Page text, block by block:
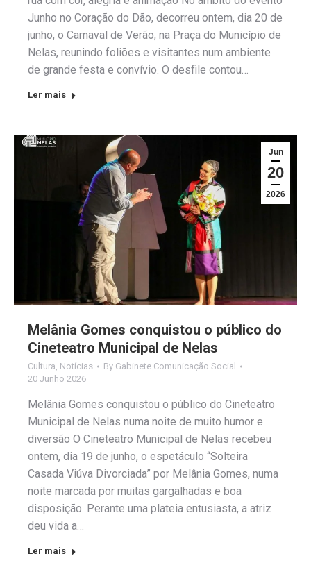
Junho no Coração do Dão, decorreu ontem, dia 20 de
junho, o Carnaval de Verão, na Praça do Município de
Nelas, reunindo foliões e visitantes num ambiente
de grande festa e convívio. O desfile contou…
Ler mais
Jun
20
2026
Melânia Gomes conquistou o público do
Cineteatro Municipal de Nelas
Cultura, Notícias By Gabinete Comunicação Social
20 Junho 2026
Melânia Gomes conquistou o público do Cineteatro
Municipal de Nelas numa noite de muito humor e
diversão O Cineteatro Municipal de Nelas recebeu
ontem, dia 19 de junho, o espetáculo “Solteira
Casada Viúva Divorciada” por Melânia Gomes, numa
noite marcada por muitas gargalhadas e boa
disposição. Perante uma plateia entusiasta, a atriz
deu vida a…
Ler mais